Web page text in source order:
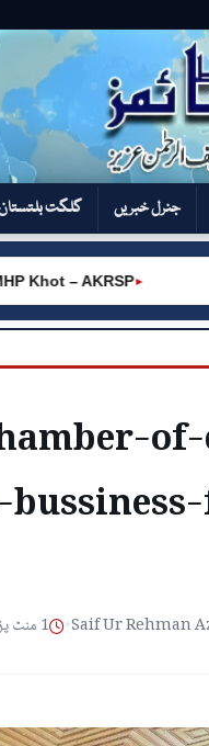
جنرل خبریں گلگت
►
– AKRSP
Saif Ur Rehman
• 1 منٹ پڑھنے کا وقت